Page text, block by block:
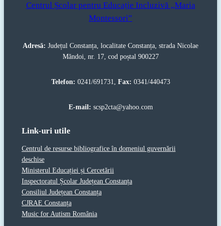
Centrul Școlar pentru Educație Incluzivă „Maria
Montessori”
Adresă: Județul Constanța, localitate Constanța, strada Nicolae
Măndoi, nr. 17, cod poștal 900227
Telefon: 0241/691731, Fax: 0341/440473
E-mail: scsp2cta@yahoo.com
Link-uri utile
Centrul de resurse bibliografice în domeniul guvernării
deschise
Ministerul Educației și Cercetării
Inspectoratul Școlar Județean Constanța
Consiliul Județean Constanța
CJRAE Constanța
Music for Autism România